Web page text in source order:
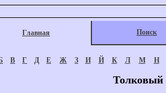
Главная Поиск
В Г Д Е Ж З И Й К Л М Н
Толковый